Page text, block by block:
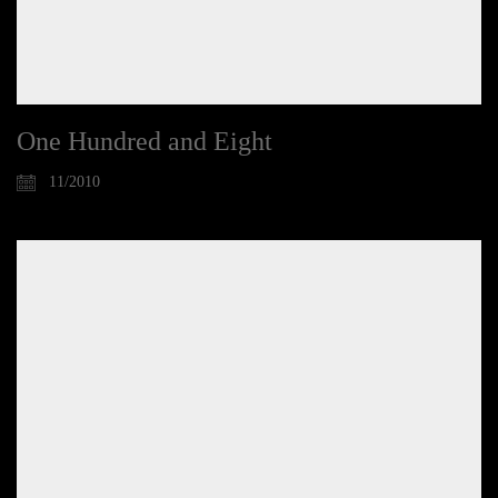
One Hundred and Eight
11/2010